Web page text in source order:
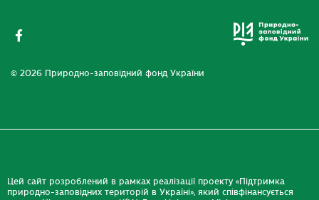
© 2026 Природно-заповідний фонд України
Цей сайт розроблений в рамках реалізації проекту «Підтримка
природно-заповідних територій в Україні», який співфінансується